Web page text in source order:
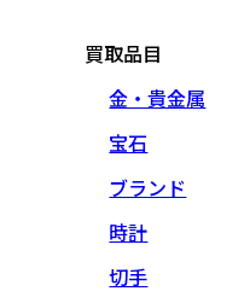
買取品目
金・貴金属
宝石
ブランド
時計
切手